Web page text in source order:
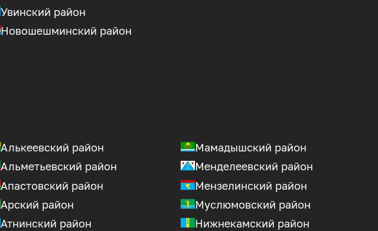
Увинский район
Новошешминский район
Алькеевский район
Альметьевский район
Апастовский район
Арский район
Атнинский район
Мамадышский район
Менделеевский район
Мензелинский район
Муслюмовский район
Нижнекамский район